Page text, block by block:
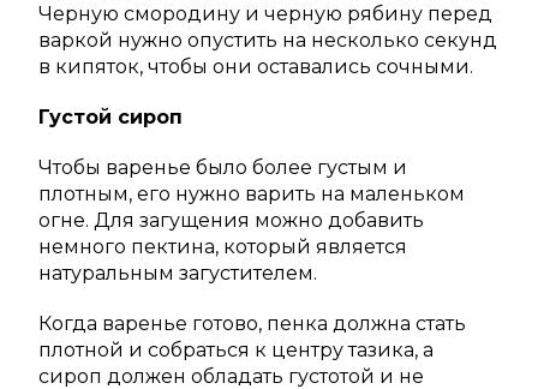
Черную смородину и черную рябину перед
варкой нужно опустить на несколько секунд
в кипяток, чтобы они оставались сочными.
Густой сироп
Чтобы варенье было более густым и
плотным, его нужно варить на маленьком
огне. Для загущения можно добавить
немного пектина, который является
натуральным загустителем.
Когда варенье готово, пенка должна стать
плотной и собраться к центру тазика, а
сироп должен обладать густотой и не